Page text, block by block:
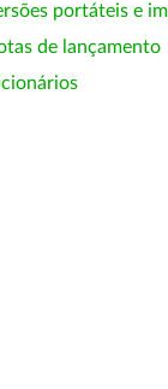
portáteis e
de lançamento